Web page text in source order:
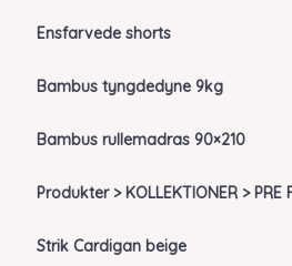
Ensfarvede shorts
Bambus tyngdedyne 9kg
Bambus rullemadras 90×210
Produkter > KOLLEKTIONER > PRE
Strik Cardigan beige